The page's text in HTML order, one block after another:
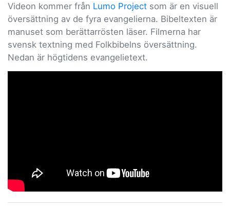
Videon kommer från Lumo Project som är en visuell
översättning av de fyra evangelierna. Bibeltexten är
manuset som berättarrösten läser. Filmerna har
svensk textning med Folkbibelns översättning.
Nedan är högtidens evangelietext.